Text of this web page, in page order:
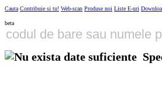
Cauta Contribuie si tu! Web-scan Produse noi Liste E-uri
beta